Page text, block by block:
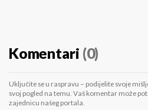
Komentari (0)
Uključite se u raspravu – podijelite svoje
svoj pogled na temu. Vaš komentar može
zajednicu našeg portala.